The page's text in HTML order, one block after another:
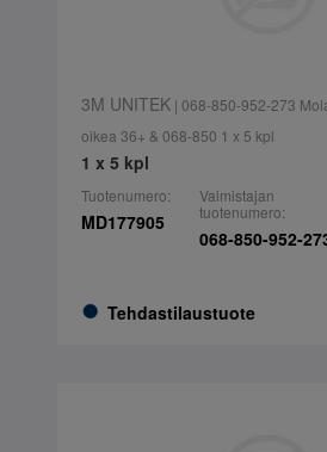
3M UNITEK| 068-850-952-273
oikea 36+ & 068-850 1 x 5 kpl
1 x 5 kpl
Tuotenumero:
MD177905
Tehdastilaustuote
Valmistajan
tuotenumero:
068-850-952-